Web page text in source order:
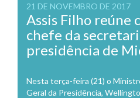
21 DE NOVEMBRO DE 2017
Assis Filho reúne
chefe da
presidência de
Nesta terça-feira (21) o
Geral da Presidência,